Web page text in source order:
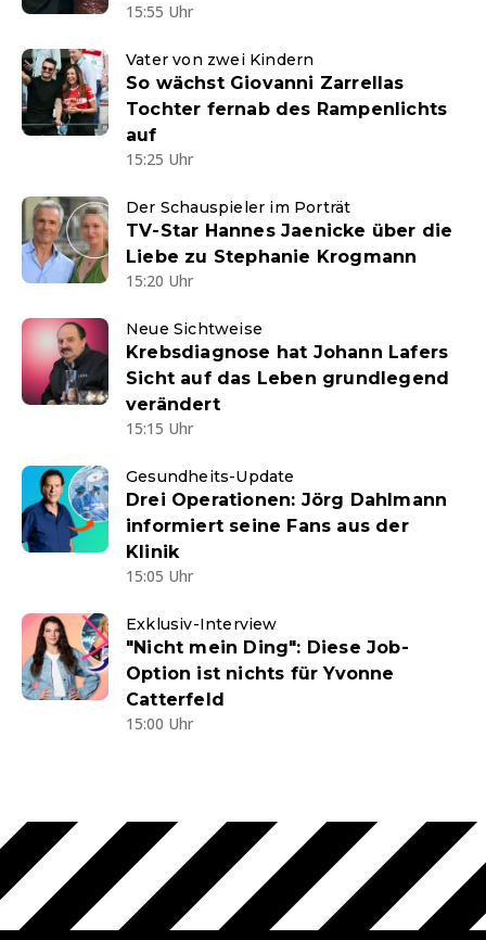
15:55 Uhr
Vater von zwei Kindern
So wächst Giovanni Zarrellas
Tochter fernab des Rampenlichts
auf
15:25 Uhr
Der Schauspieler im Porträt
TV-Star Hannes Jaenicke über die
Liebe zu Stephanie Krogmann
15:20 Uhr
Neue Sichtweise
Krebsdiagnose hat Johann Lafers
Sicht auf das Leben grundlegend
verändert
15:15 Uhr
Gesundheits-Update
Drei Operationen: Jörg Dahlmann
informiert seine Fans aus der
Klinik
15:05 Uhr
Exklusiv-Interview
"Nicht mein Ding": Diese Job-
Option ist nichts für Yvonne
Catterfeld
15:00 Uhr